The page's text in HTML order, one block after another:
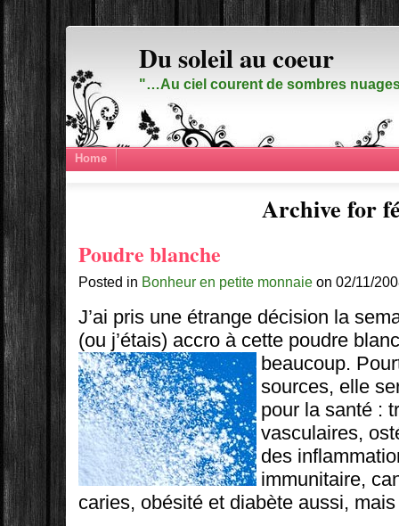
Du soleil au coeur
"…Au ciel courent de sombres
Home
Archive for
Poudre blanche
Posted in Bonheur en petite monnaie on 02/11/
J’ai pris une étrange décision la
(ou j’étais) accro à cette poudre
beaucoup.
sources, elle
pour la santé :
vasculaires,
des
immunitaire,
caries, obésité et diabète aussi,